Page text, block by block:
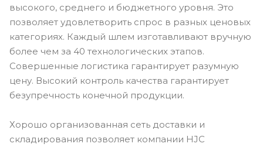
высокого, среднего и бюджетного уровня. Это
позволяет удовлетворить спрос в разных ценовых
категориях. Каждый шлем изготавливают вручную
более чем за 40 технологических этапов.
Совершенные логистика гарантирует разумную
цену. Высокий контроль качества гарантирует
безупречность конечной продукции.
Хорошо организованная сеть доставки и
складирования позволяет компании HJC